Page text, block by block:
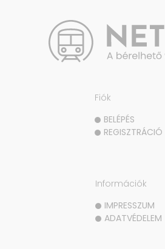
Információk
IMPRESSZUM
ADATVÉDELEM
Fiók
BELÉPÉS
REGISZTRÁCIÓ